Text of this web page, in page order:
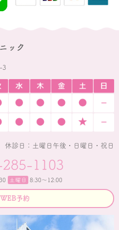
ック
3
休診日：土曜日午後・日曜日・祝日
1103
土曜日 8:30～12:00
WEB予約